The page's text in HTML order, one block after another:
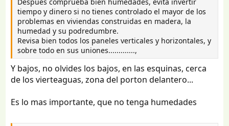
tiempo y dinero si no tienes controlado el mayor de los
problemas en viviendas construidas en madera, la
humedad y su podredumbre.
Revisa bien todos los paneles verticales y horizontales, y
sobre todo en sus uniones.............,
Y bajos, no olvides los bajos, en las esquinas, cerca
de los vierteaguas, zona del porton delantero...
Es lo mas importante, que no tenga humedades